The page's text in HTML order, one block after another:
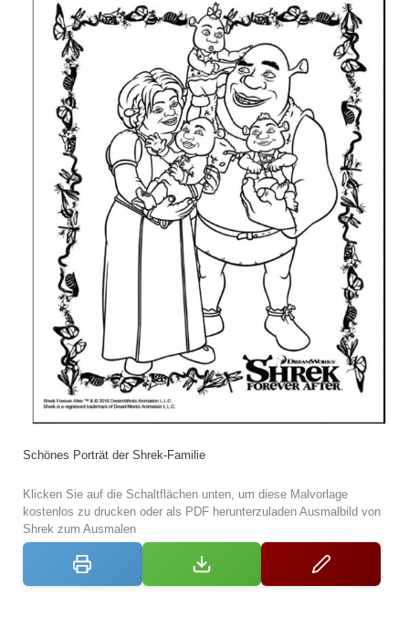
Schönes Porträt der Shrek-Familie
Klicken Sie auf die Schaltflächen unten, um diese Malvorlage
kostenlos zu drucken oder als PDF herunterzuladen Ausmalbild von
Shrek zum Ausmalen